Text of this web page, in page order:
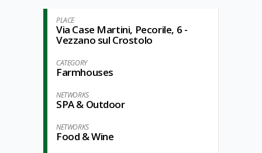
PLACE
Via Case Martini, Pecorile, 6 -
Vezzano sul Crostolo
CATEGORY
Farmhouses
NETWORKS
SPA & Outdoor
NETWORKS
Food & Wine